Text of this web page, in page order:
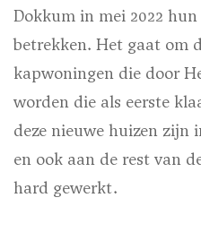
Dokkum in mei 2022
betrekken. Het gaat om
kapwoningen die door
worden die als eerste
deze nieuwe huizen zijn
en ook aan de rest van
hard gewerkt.